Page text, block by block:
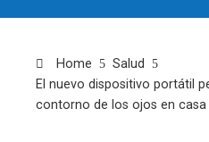
Home
Salud
El nuevo dispositivo portátil
contorno de los ojos en casa